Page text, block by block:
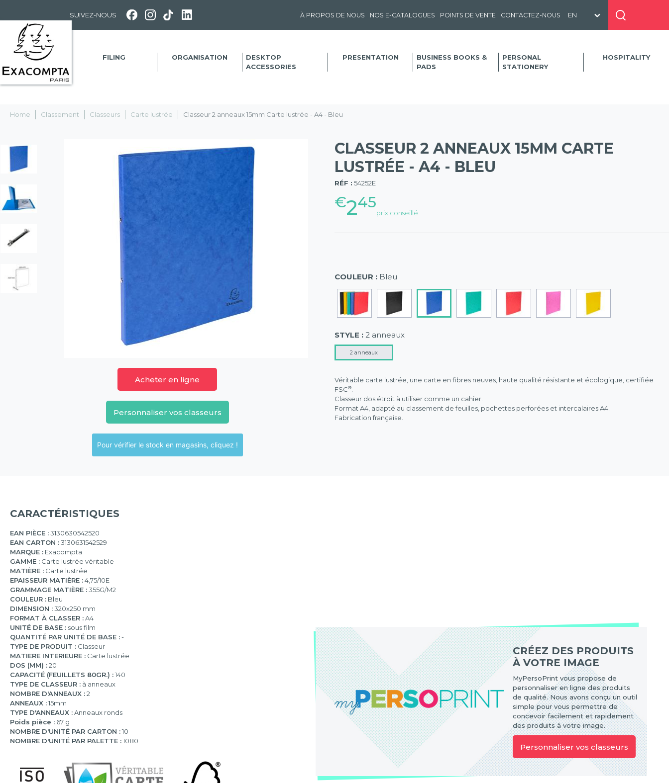
SUIVEZ-NOUS À PROPOS DE NOUS NOS E-CATALOGUES POINTS DE VENTE CONTACTEZ-NOUS
FILING ORGANISATION
DESKTOP
ACCESSORIES
PRESENTATION
BUSINESS BOOKS &
PADS
PERSONAL
STATIONERY
HOSPITALITY
Home Classement Classeurs Carte lustrée Classeur 2 anneaux 15mm Carte lustrée - A4 - Bleu
Acheter en ligne
Personnaliser vos classeurs
Pour vérifier le stock en magasins, cliquez !
CLASSEUR 2 ANNEAUX 15MM CARTE
LUSTRÉE - A4 - BLEU
RÉF : 54252E
€245
prix conseillé
(57)
COULEUR : Bleu
STYLE : 2 anneaux
2 anneaux
Véritable carte lustrée, une carte en fibres neuves, haute qualité résistante et écologique, certifiée
FSC®
Classeur dos étroit à utiliser comme un cahier.
Format A4, adapté au classement de feuilles, pochettes perforées et intercalaires A4.
Fabrication française.
CARACTÉRISTIQUES
EAN PIÈCE :3130630542520
EAN CARTON :3130631542529
MARQUE : Exacompta
GAMME : Carte lustrée véritable
MATIÈRE : Carte lustrée
EPAISSEUR MATIÈRE :4,75/10E
GRAMMAGE MATIÈRE :355G/M2
COULEUR : Bleu
DIMENSION :320x250 mm
FORMAT À CLASSER :A4
UNITÉ DE BASE : sous film
QUANTITÉ PAR UNITÉ DE BASE :-
TYPE DE PRODUIT : Classeur
MATIERE INTERIEURE : Carte lustrée
DOS (MM) :20
CAPACITÉ (FEUILLETS 80GR.) :140
TYPE DE CLASSEUR : à anneaux
NOMBRE D'ANNEAUX :2
ANNEAUX :15mm
TYPE D'ANNEAUX :Anneaux ronds
Poids pièce : 67 g
NOMBRE D'UNITÉ PAR CARTON :10
NOMBRE D'UNITÉ PAR PALETTE :1080
CRÉEZ DES PRODUITS
À VOTRE IMAGE
MyPersoPrint vous propose de
personnaliser en ligne des produits
de qualité. Nous avons conçu un outil
simple pour vous permettre de
concevoir facilement et rapidement
des produits à votre image.
Personnaliser vos classeurs